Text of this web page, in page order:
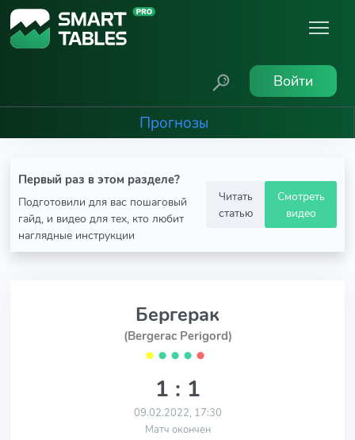
Войти
Прогнозы
Первый раз в этом разделе?
Подготовили для вас пошаговый
гайд, и видео для тех, кто любит
наглядные инструкции
Читать
статью
Смотреть
видео
Бергерак
(Bergerac Perigord)
⬤ ⬤ ⬤ ⬤ ⬤
1 : 1
09.02.2022, 17:30
Матч окончен